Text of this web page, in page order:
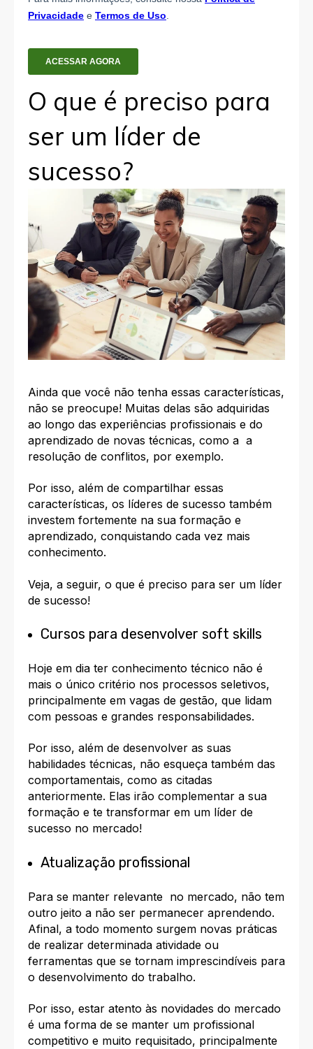
O que é preciso para
ser um líder de
sucesso?
Ainda que você não tenha essas características,
não se preocupe! Muitas delas são adquiridas
ao longo das experiências profissionais e do
aprendizado de novas técnicas, como a a
resolução de conflitos, por exemplo.
Por isso, além de compartilhar essas
características, os líderes de sucesso também
investem fortemente na sua formação e
aprendizado, conquistando cada vez mais
conhecimento.
Veja, a seguir, o que é preciso para ser um líder
de sucesso!
Cursos para desenvolver soft skills
Hoje em dia ter conhecimento técnico não é
mais o único critério nos processos seletivos,
principalmente em vagas de gestão, que lidam
com pessoas e grandes responsabilidades.
Por isso, além de desenvolver as suas
habilidades técnicas, não esqueça também das
comportamentais, como as citadas
anteriormente. Elas irão complementar a sua
formação e te transformar em um líder de
sucesso no mercado!
Atualização profissional
Para se manter relevante no mercado, não tem
outro jeito a não ser permanecer aprendendo.
Afinal, a todo momento surgem novas práticas
de realizar determinada atividade ou
ferramentas que se tornam imprescindíveis para
o desenvolvimento do trabalho.
Por isso, estar atento às novidades do mercado
é uma forma de se manter um profissional
competitivo e muito requisitado, principalmente